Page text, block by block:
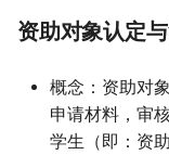
NSEP项目
资助对象认定
概念：资助对
申请材料，审
学生（即：资